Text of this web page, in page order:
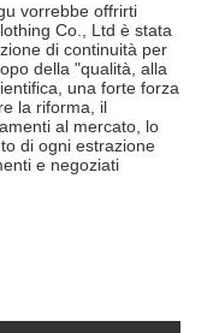
vorrebbe offrirti
Co., Ltd è stata
di continuità per
della "qualità, alla
una forte forza
la riforma, il
al mercato, lo
di ogni estrazione
e negoziati